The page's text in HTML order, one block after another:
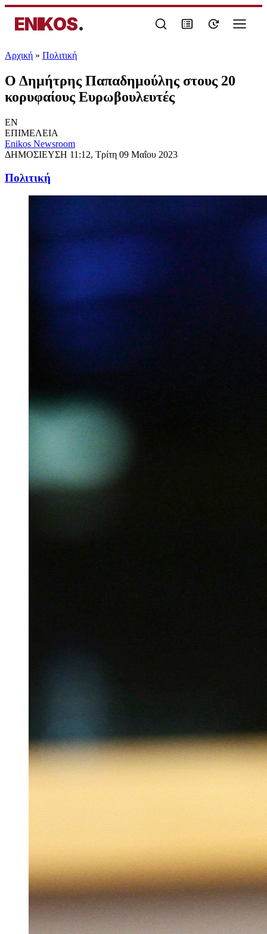
ENIKOS.
Αρχική » Πολιτική
Ο Δημήτρης Παπαδημούλης στους 20
κορυφαίους Ευρωβουλευτές
EN
ΕΠΙΜΕΛΕΙΑ
Enikos Newsroom
ΔΗΜΟΣΙΕΥΣΗ 11:12, Τρίτη 09 Μαΐου 2023
Πολιτική